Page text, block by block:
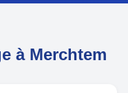
à Merchtem